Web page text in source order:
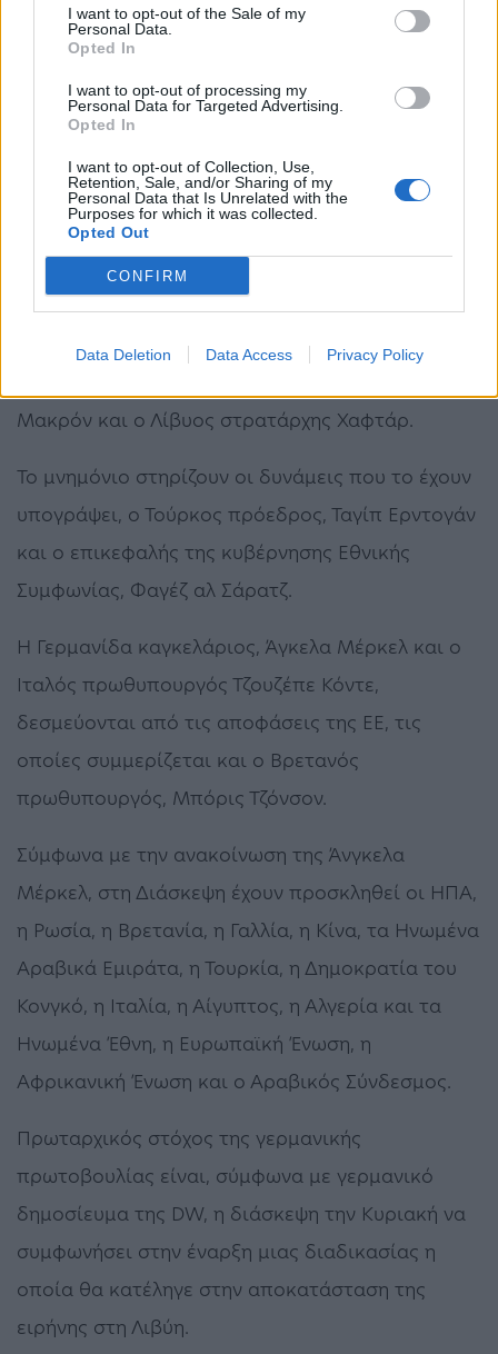
I want to opt-out of the Sale of my
Personal Data.
Opted In
I want to opt-out of processing my
Personal Data for Targeted Advertising.
Opted In
I want to opt-out of Collection, Use,
Retention, Sale, and/or Sharing of my
Personal Data that Is Unrelated with the
Purposes for which it was collected.
Opted Out
CONFIRM
Data Deletion Data Access Privacy Policy
δεχτεί καμιά πολιτική λύση στη Λιβύη η οποία να
μην έχει ως προϋπόθεση την ακύρωση των
μνημονίων με την Τουρκία» σημείωσε για το
ζήτημα της Λιβύης ο Κυριάκος Μητσοτάκης.
Από τις δυνάμεις που θα μετέχουν στη Διάσκεψη
του Βερολίνου, κοινή θέση με την Ελλάδα κατά
του τουρκολιβυκού μνημονίου έχουν εκφράσει
επισήμως η Αίγυπτος, ο Αμερικανός υπουργός
Εξωτερικών, Μάικ Πομπέο, ο Ρώσος πρόεδρος,
Μακρόν και ο Λίβυος στρατάρχης Χαφτάρ.
Το μνημόνιο στηρίζουν οι δυνάμεις που το έχουν
υπογράψει, ο Τούρκος πρόεδρος, Ταγίπ Ερντογάν
και ο επικεφαλής της κυβέρνησης Εθνικής
Συμφωνίας, Φαγέζ αλ Σάρατζ.
Η Γερμανίδα καγκελάριος, Άγκελα Μέρκελ και ο
Ιταλός πρωθυπουργός Τζουζέπε Κόντε,
δεσμεύονται από τις αποφάσεις της ΕΕ, τις
οποίες συμμερίζεται και ο Βρετανός
πρωθυπουργός, Μπόρις Τζόνσον.
Σύμφωνα με την ανακοίνωση της Άνγκελα
Μέρκελ, στη Διάσκεψη έχουν προσκληθεί οι ΗΠΑ,
η Ρωσία, η Βρετανία, η Γαλλία, η Κίνα, τα Ηνωμένα
Αραβικά Εμιράτα, η Τουρκία, η Δημοκρατία του
Κονγκό, η Ιταλία, η Αίγυπτος, η Αλγερία και τα
Ηνωμένα Έθνη, η Ευρωπαϊκή Ένωση, η
Αφρικανική Ένωση και ο Αραβικός Σύνδεσμος.
Πρωταρχικός στόχος της γερμανικής
πρωτοβουλίας είναι, σύμφωνα με γερμανικό
δημοσίευμα της DW, η διάσκεψη την Κυριακή να
συμφωνήσει στην έναρξη μιας διαδικασίας η
οποία θα κατέληγε στην αποκατάσταση της
ειρήνης στη Λιβύη.